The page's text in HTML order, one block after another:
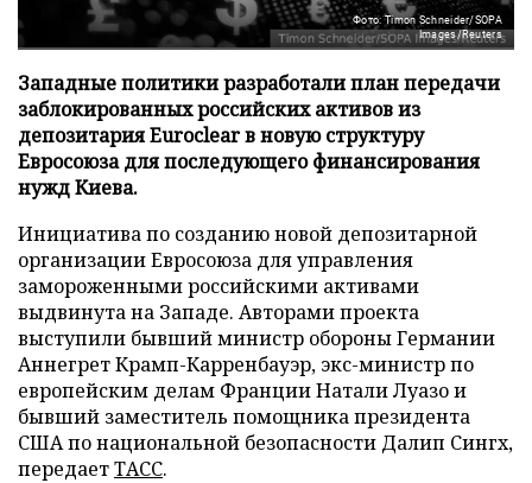
Фото: Timon Schneider/SOPA
Images/Reuters
Западные политики разработали план передачи
заблокированных российских активов из
депозитария Euroclear в новую структуру
Евросоюза для последующего финансирования
нужд Киева.
Инициатива по созданию новой депозитарной
организации Евросоюза для управления
замороженными российскими активами
выдвинута на Западе. Авторами проекта
выступили бывший министр обороны Германии
Аннегрет Крамп-Карренбауэр, экс-министр по
европейским делам Франции Натали Луазо и
бывший заместитель помощника президента
США по национальной безопасности Далип Сингх,
передаетТАСС.